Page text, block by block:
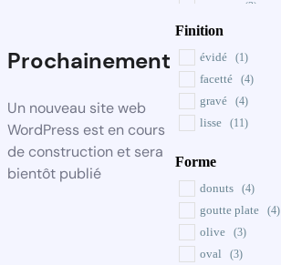
Prochainement
Un nouveau site web
WordPress est en cours
de construction et sera
bientôt publié
(3)
rose
rouge (3)
transparent
(3)
Finition
évidé (1)
facetté (4)
gravé (4)
lisse (11)
Forme
donuts (4)
goutte plate (4)
olive (3)
oval (3)